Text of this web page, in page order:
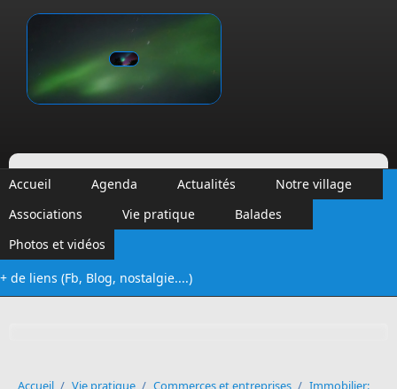
Vinalmont
Accueil Agenda Actualités
Notre village
Associations
Vie pratique
Balades
Photos et vidéos
+ de liens (Fb, Blog, nostalgie....)
Accueil / Vie pratique / Commerces et entreprises / Immobilier: